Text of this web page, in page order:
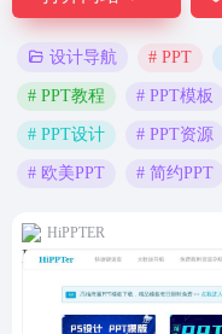
设计导航 # PPT
# PPT教程 # PPT模板
# PPT设计 # PPT资源
# 欧美PPT # 简约PPT
HiPPTER